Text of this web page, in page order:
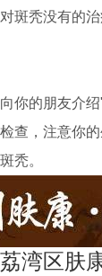
没有的治疗
的朋友介绍"
查，注意你
秃。
湾区肤